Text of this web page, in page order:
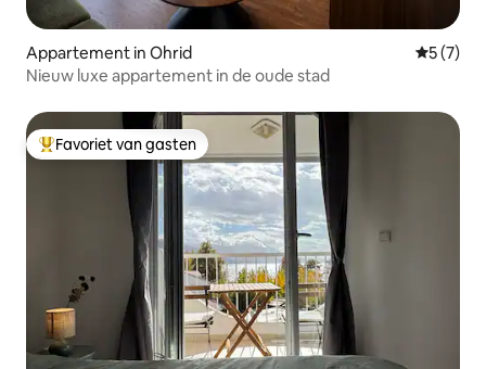
Appartement in Ohrid
5 (7)
Nieuw luxe appartement in de oude stad
Topfavoriet van gasten
Favoriet van gasten